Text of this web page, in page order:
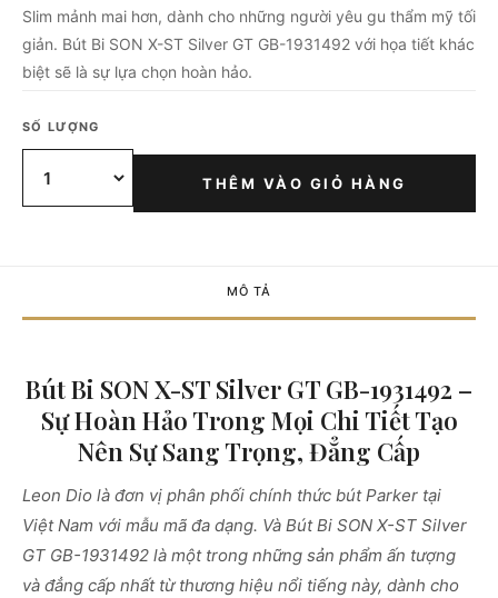
Slim mảnh mai hơn, dành cho những người yêu gu thẩm mỹ tối
giản. Bút Bi SON X-ST Silver GT GB-1931492 với họa tiết khác
biệt sẽ là sự lựa chọn hoàn hảo.
SỐ LƯỢNG
THÊM VÀO GIỎ HÀNG
MÔ TẢ
Bút Bi SON X-ST Silver GT GB-1931492 –
Sự Hoàn Hảo Trong Mọi Chi Tiết Tạo
Nên Sự Sang Trọng, Đẳng Cấp
Leon Dio là đơn vị phân phối chính thức bút Parker tại
Việt Nam với mẫu mã đa dạng. Và Bút Bi SON X-ST Silver
GT GB-1931492 là một trong những sản phẩm ấn tượng
và đẳng cấp nhất từ thương hiệu nổi tiếng này, dành cho